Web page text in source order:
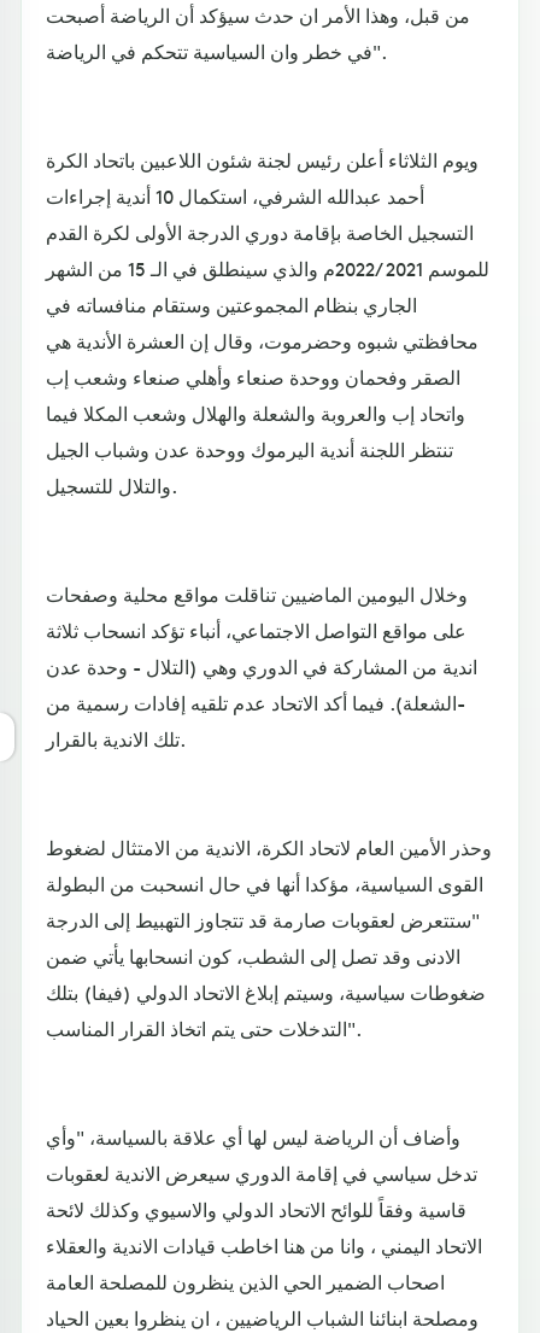
من قبل، وهذا الأمر ان حدث سيؤكد أن الرياضة أصبحت
في خطر وان السياسية تتحكم في الرياضة".
ويوم الثلاثاء أعلن رئيس لجنة شئون اللاعبين باتحاد الكرة
أحمد عبدالله الشرفي، استكمال 10 أندية إجراءات
التسجيل الخاصة بإقامة دوري الدرجة الأولى لكرة القدم
للموسم 2021 /2022م والذي سينطلق في الـ 15 من الشهر
الجاري بنظام المجموعتين وستقام منافساته في
محافظتي شبوه وحضرموت، وقال إن العشرة الأندية هي
الصقر وفحمان ووحدة صنعاء وأهلي صنعاء وشعب إب
واتحاد إب والعروبة والشعلة والهلال وشعب المكلا فيما
تنتظر اللجنة أندية اليرموك ووحدة عدن وشباب الجيل
والتلال للتسجيل.
وخلال اليومين الماضيين تناقلت مواقع محلية وصفحات
على مواقع التواصل الاجتماعي، أنباء تؤكد انسحاب ثلاثة
اندية من المشاركة في الدوري وهي (التلال - وحدة عدن
-الشعلة). فيما أكد الاتحاد عدم تلقيه إفادات رسمية من
تلك الاندية بالقرار.
وحذر الأمين العام لاتحاد الكرة، الاندية من الامتثال لضغوط
القوى السياسية، مؤكدا أنها في حال انسحبت من البطولة
"ستتعرض لعقوبات صارمة قد تتجاوز التهبيط إلى الدرجة
الادنى وقد تصل إلى الشطب، كون انسحابها يأتي ضمن
ضغوطات سياسية، وسيتم إبلاغ الاتحاد الدولي (فيفا) بتلك
التدخلات حتى يتم اتخاذ القرار المناسب".
وأضاف أن الرياضة ليس لها أي علاقة بالسياسة، "وأي
تدخل سياسي في إقامة الدوري سيعرض الاندية لعقوبات
قاسية وفقاً للوائح الاتحاد الدولي والاسيوي وكذلك لائحة
الاتحاد اليمني ، وانا من هنا اخاطب قيادات الاندية والعقلاء
اصحاب الضمير الحي الذين ينظرون للمصلحة العامة
ومصلحة ابنائنا الشباب الرياضيين ، ان ينظروا بعين الحياد